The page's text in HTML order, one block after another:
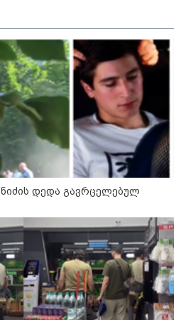
- რას წერს
ომზე
10:45 / 07-08-2026
"აშშ კვლავაც ღრმად
შეშფოთებულია რუსეთის მიერ
საქართველოს ტერიტორიის
განგრძობადი ოკუპაციით" -
აშშ-ის საელჩო
09:00 / 07-08-2026
18 წელი აგვისტოს ომიდან -
ტრაგიკული მოვლენების
შესაძლოა, აღარ გვახსოვს
16:37 / 06-08-2026
"აბსოლუტურად ყალბი
შინაარსი იქმნება სოციალურ
მედიაში, არარსებული
დედა გავრცელებულ